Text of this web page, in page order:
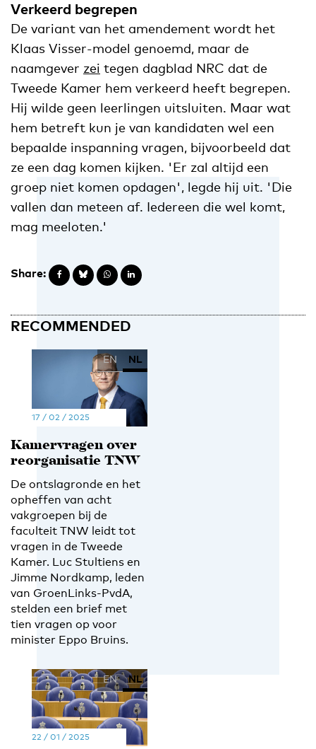
Verkeerd begrepen
De variant van het amendement wordt het
Klaas Visser-model genoemd, maar de
naamgever zei tegen dagblad NRC dat de
Tweede Kamer hem verkeerd heeft begrepen.
Hij wilde geen leerlingen uitsluiten. Maar wat
hem betreft kun je van kandidaten wel een
bepaalde inspanning vragen, bijvoorbeeld dat
ze een dag komen kijken. 'Er zal altijd een
groep niet komen opdagen', legde hij uit. 'Die
vallen dan meteen af. Iedereen die wel komt,
mag meeloten.'
Share:
RECOMMENDED
EN NL
17 / 02 / 2025
Kamervragen over
reorganisatie TNW
De ontslagronde en het
opheffen van acht
vakgroepen bij de
faculteit TNW leidt tot
vragen in de Tweede
Kamer. Luc Stultiens en
Jimme Nordkamp, leden
van GroenLinks-PvdA,
stelden een brief met
tien vragen op voor
minister Eppo Bruins.
EN NL
22 / 01 / 2025